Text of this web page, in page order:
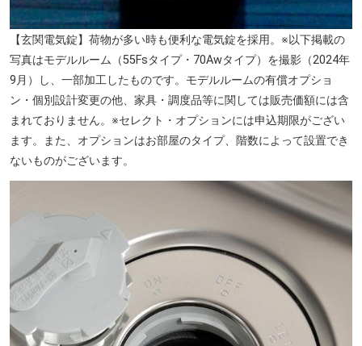
【玄関電気錠】荷物が多い時も便利な電気錠を採用。※以下掲載の
写真はモデルルーム（55Fsタイプ・70Awタイプ）を撮影（2024年
9月）し、一部加工したものです。モデルルームの有償オプショ
ン・個別設計変更の他、家具・調度品等に関しては販売価額には含
まれておりません。※セレクト・オプションには申込期限がござい
ます。また、オプションはお部屋のタイプ、階数によって設置でき
ないものがございます。